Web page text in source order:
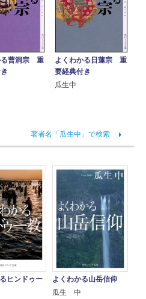
る曹洞宗 重
よくわかる日蓮宗 重
要経典付き
瓜生中
著者名「瓜生中」で検索
ヒンドゥー
よくわかる山岳信仰
瓜生 中